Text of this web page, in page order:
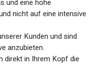
und eine hohe
nicht auf eine intensive
Kunden und sind
anzubieten.
direkt in Ihrem Kopf die